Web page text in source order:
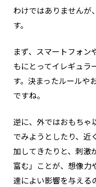
わけではありませんが
す。
まず、スマートフォン
もにとってイレギュラ
す。決まったルールや
ですね。
逆に、外ではおもちゃ
でみようとしたり、近
加してきたりと、刺激
富む」ことが、想像力
達によい影響を与える